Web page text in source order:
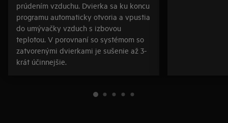
prúdením vzduchu. Dvierka sa ku koncu
programu automaticky otvoria a vpustia
do umývačky vzduch s izbovou
teplotou. V porovnaní so systémom so
zatvorenými dvierkami je sušenie až 3-
krát účinnejšie.